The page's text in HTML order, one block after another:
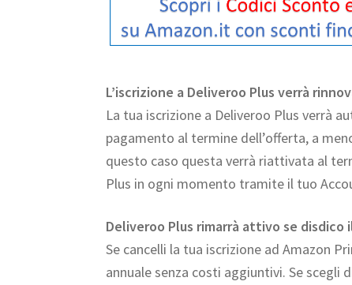
L’iscrizione a Deliveroo Plus verrà
La tua iscrizione a Deliveroo Plus verrà
pagamento al termine dell’offerta, a
questo caso questa verrà riattivata al
Plus in ogni momento tramite il tuo
Deliveroo Plus rimarrà attivo se disdico
Se cancelli la tua iscrizione ad Amazon
annuale senza costi aggiuntivi. Se